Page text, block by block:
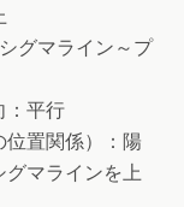
グマライン～プ
：平行
位置関係）：陽
マラインを上